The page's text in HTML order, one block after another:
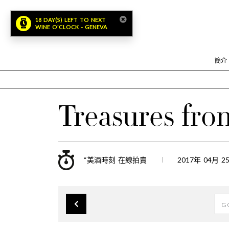
簡介
18 DAY(S) LEFT TO NEXT
WINE O'CLOCK - GENEVA
Treasures
“美酒時刻 在線拍賣 2017年 04月